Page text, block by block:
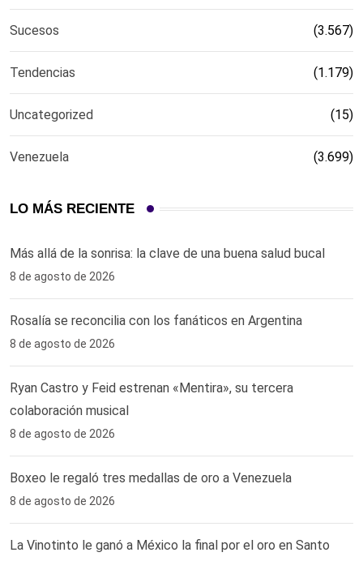
Sucesos (3.567)
Tendencias (1.179)
Uncategorized (15)
Venezuela (3.699)
LO MÁS RECIENTE
Más allá de la sonrisa: la clave de una buena salud bucal
8 de agosto de 2026
Rosalía se reconcilia con los fanáticos en Argentina
8 de agosto de 2026
Ryan Castro y Feid estrenan «Mentira», su tercera
colaboración musical
8 de agosto de 2026
Boxeo le regaló tres medallas de oro a Venezuela
8 de agosto de 2026
La Vinotinto le ganó a México la final por el oro en Santo